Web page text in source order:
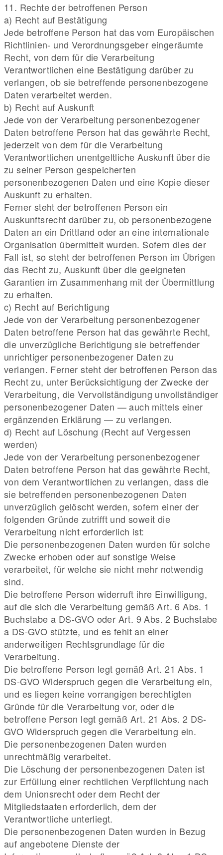
11. Rechte der betroffenen Person
a) Recht auf Bestätigung
Jede betroffene Person hat das vom Europäischen
Richtlinien- und Verordnungsgeber eingeräumte
Recht, von dem für die Verarbeitung
Verantwortlichen eine Bestätigung darüber zu
verlangen, ob sie betreffende personenbezogene
Daten verarbeitet werden.
b) Recht auf Auskunft
Jede von der Verarbeitung personenbezogener
Daten betroffene Person hat das gewährte Recht,
jederzeit von dem für die Verarbeitung
Verantwortlichen unentgeltliche Auskunft über die
zu seiner Person gespeicherten
personenbezogenen Daten und eine Kopie dieser
Auskunft zu erhalten.
Ferner steht der betroffenen Person ein
Auskunftsrecht darüber zu, ob personenbezogene
Daten an ein Drittland oder an eine internationale
Organisation übermittelt wurden. Sofern dies der
Fall ist, so steht der betroffenen Person im Übrigen
das Recht zu, Auskunft über die geeigneten
Garantien im Zusammenhang mit der Übermittlung
zu erhalten.
c) Recht auf Berichtigung
Jede von der Verarbeitung personenbezogener
Daten betroffene Person hat das gewährte Recht,
die unverzügliche Berichtigung sie betreffender
unrichtiger personenbezogener Daten zu
verlangen. Ferner steht der betroffenen Person das
Recht zu, unter Berücksichtigung der Zwecke der
Verarbeitung, die Vervollständigung unvollständiger
personenbezogener Daten — auch mittels einer
ergänzenden Erklärung — zu verlangen.
d) Recht auf Löschung (Recht auf Vergessen
werden)
Jede von der Verarbeitung personenbezogener
Daten betroffene Person hat das gewährte Recht,
von dem Verantwortlichen zu verlangen, dass die
sie betreffenden personenbezogenen Daten
unverzüglich gelöscht werden, sofern einer der
folgenden Gründe zutrifft und soweit die
Verarbeitung nicht erforderlich ist:
Die personenbezogenen Daten wurden für solche
Zwecke erhoben oder auf sonstige Weise
verarbeitet, für welche sie nicht mehr notwendig
sind.
Die betroffene Person widerruft ihre Einwilligung,
auf die sich die Verarbeitung gemäß Art. 6 Abs. 1
Buchstabe a DS-GVO oder Art. 9 Abs. 2 Buchstabe
a DS-GVO stützte, und es fehlt an einer
anderweitigen Rechtsgrundlage für die
Verarbeitung.
Die betroffene Person legt gemäß Art. 21 Abs. 1
DS-GVO Widerspruch gegen die Verarbeitung ein,
und es liegen keine vorrangigen berechtigten
Gründe für die Verarbeitung vor, oder die
betroffene Person legt gemäß Art. 21 Abs. 2 DS-
GVO Widerspruch gegen die Verarbeitung ein.
Die personenbezogenen Daten wurden
unrechtmäßig verarbeitet.
Die Löschung der personenbezogenen Daten ist
zur Erfüllung einer rechtlichen Verpflichtung nach
dem Unionsrecht oder dem Recht der
Mitgliedstaaten erforderlich, dem der
Verantwortliche unterliegt.
Die personenbezogenen Daten wurden in Bezug
auf angebotene Dienste der